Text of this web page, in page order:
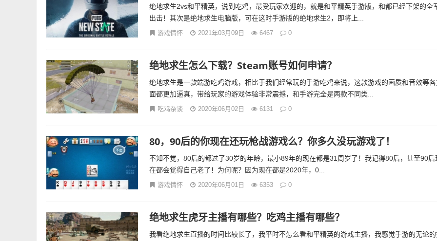
绝地求生2vs和平精英，说到吃鸡，最受玩家欢迎的，就是和平精英手游版，和都已经下架的全
出击！其次是绝地求生电脑版，可在这时手游版的绝地求生2，即将上...
游戏情怀 2021年03月09日 6467 0
绝地求生怎么下载？Steam账号如何申请？
绝地求生是一款端游吃鸡游戏，相比于我们经常玩的手游吃鸡来说，这款游戏的画质和音效等各
面都更加逼真，带给玩家的游戏体验非常震撼，和手游完全是两款不同类...
吃鸡杂谈 2020年06月02日 6131 0
80，90后的你现在还玩枪战游戏么？你多久没玩游戏了！
不知不觉，80后的都过了30岁的年龄，最小89年的现在都是31周岁了！我记得80后，甚至90后
在都会觉得自己老了！为何呢？因为现在都是2020年，0...
游戏情怀 2020年06月01日 6353 0
绝地求生虎牙主播有哪些？吃鸡主播有哪些？
我看绝地求生直播的时间比较长了，我平时不怎么看和平精英的游戏主播，我感觉手游的无论